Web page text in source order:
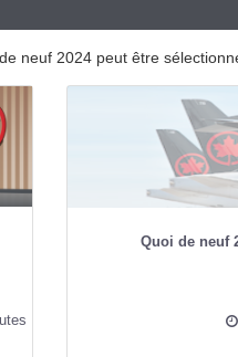
neuf 2024 peut être
Quoi de neuf